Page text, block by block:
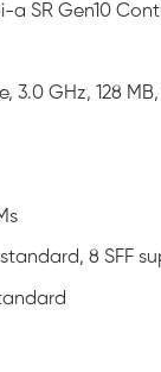
a SR Gen10
3.0 GHz, 128
8 SFF